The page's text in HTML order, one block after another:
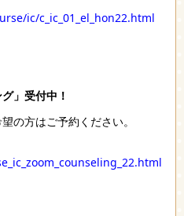
ic/c_ic_01_el_hon22.html
」受付中！
の方はご予約ください。